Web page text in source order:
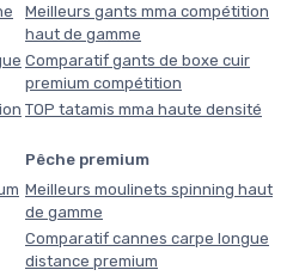
Meilleurs gants mma compétition
haut de gamme
Comparatif gants de boxe cuir
premium compétition
TOP tatamis mma haute densité
Pêche premium
Meilleurs moulinets spinning haut
de gamme
Comparatif cannes carpe longue
distance premium